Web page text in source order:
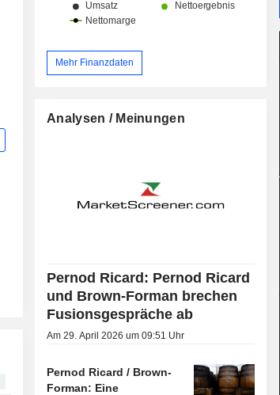
Mehr Finanzdaten
Analysen / Meinungen
Pernod Ricard: Pernod Ricard
und Brown-Forman brechen
Fusionsgespräche ab
Am 29. April 2026 um 09:51 Uhr
Pernod Ricard / Brown-
Forman: Eine